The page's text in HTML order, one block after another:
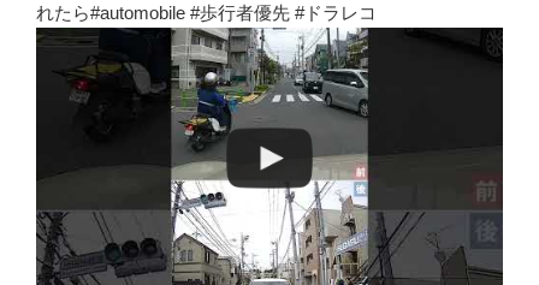
れたら#automobile #歩行者優先 #ドラレコ